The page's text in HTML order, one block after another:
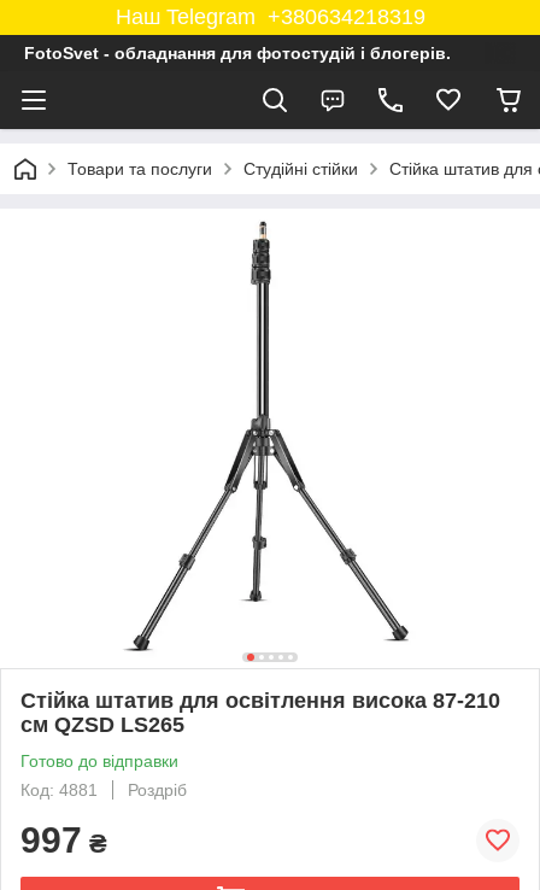
Наш Telegram +380634218319
FotoSvet - обладнання для фотостудій і блогерів.
Товари та послуги Студійні стійки Стійка штатив
Стійка штатив для освітлення висока 87-210
см QZSD LS265
Готово до відправки
Код: 4881
Роздріб
997 ₴